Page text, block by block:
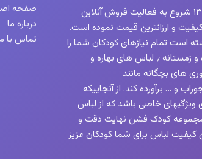
کودک فشن از سال ۱۳۹۸ شروع به فعالیت فروش آنلاین
و ارزانترین قیمت نموده است.
است تمام نیازهای کودکان شما را
اعم از لباس های پاییزه و زمستانه ٫ لباس های بهاره و
اکسسوری های بچگانه مانند
و … برآورده کند. از آنجاییکه
ویژگیهای خاصی باشد که از لباس
مجموعه کودک فشن نهایت دقت و
کیفیت لباس برای شما کودکان عزیز
صفحه
درباره ما
تماس با